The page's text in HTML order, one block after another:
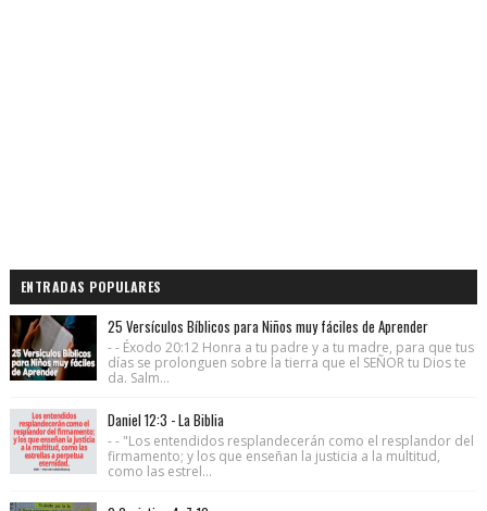
ENTRADAS POPULARES
25 Versículos Bíblicos para Niños muy fáciles de Aprender
- - Éxodo 20:12 Honra a tu padre y a tu madre, para que tus
días se prolonguen sobre la tierra que el SEÑOR tu Dios te
da. Salm...
Daniel 12:3 - La Biblia
- - "Los entendidos resplandecerán como el resplandor del
firmamento; y los que enseñan la justicia a la multitud,
como las estrel...